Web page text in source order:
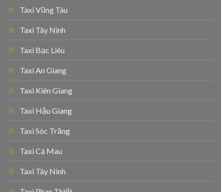
Taxi Vũng Tàu
Taxi Tây Ninh
Taxi Bạc Liêu
Taxi An Giang
Taxi Kiên Giang
Taxi Hậu Giang
Taxi Sóc Trăng
Taxi Cà Mau
Taxi Tây Ninh